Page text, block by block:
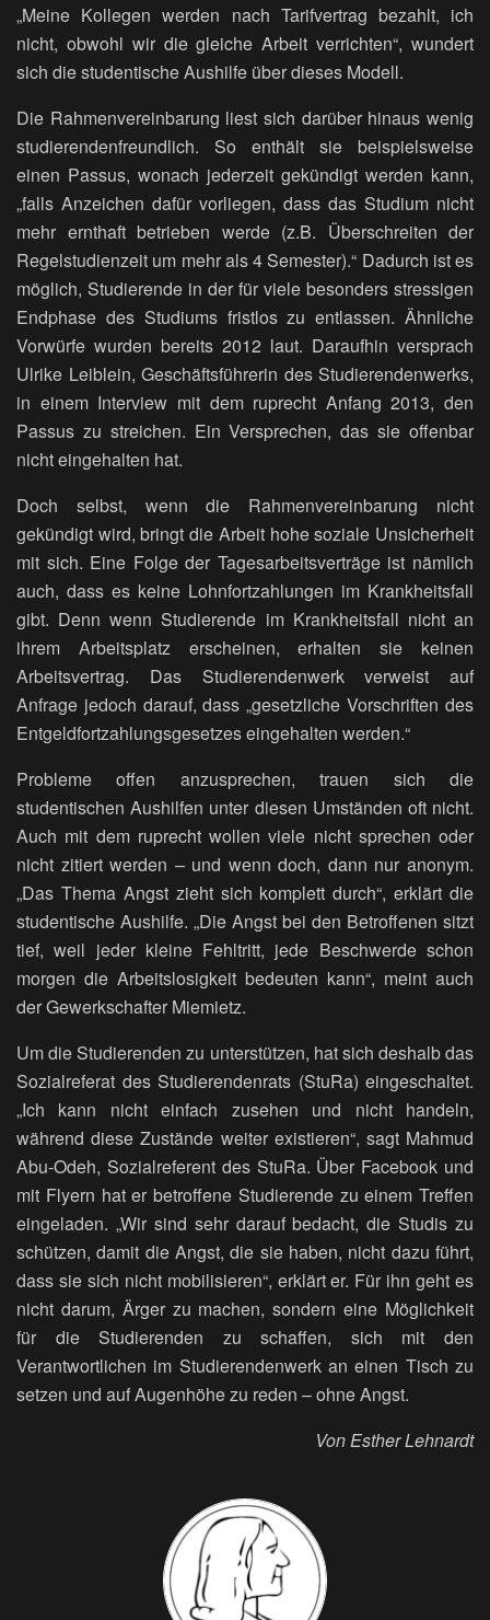
„Meine Kollegen werden nach Tarifvertrag bezahlt, ich
nicht, obwohl wir die gleiche Arbeit verrichten“, wundert
sich die studentische Aushilfe über dieses Modell.
Die Rahmenvereinbarung liest sich darüber hinaus wenig
studierendenfreundlich. So enthält sie beispielsweise
einen Passus, wonach jederzeit gekündigt werden kann,
„falls Anzeichen dafür vorliegen, dass das Studium nicht
mehr ernthaft betrieben werde (z.B. Überschreiten der
Regelstudienzeit um mehr als 4 Semester).“ Dadurch ist es
möglich, Studierende in der für viele besonders stressigen
Endphase des Studiums fristlos zu entlassen. Ähnliche
Vorwürfe wurden bereits 2012 laut. Daraufhin versprach
Ulrike Leiblein, Geschäftsführerin des Studierendenwerks,
in einem Interview mit dem ruprecht Anfang 2013, den
Passus zu streichen. Ein Versprechen, das sie offenbar
nicht eingehalten hat.
Doch selbst, wenn die Rahmenvereinbarung nicht
gekündigt wird, bringt die Arbeit hohe soziale Unsicherheit
mit sich. Eine Folge der Tagesarbeitsverträge ist nämlich
auch, dass es keine Lohnfortzahlungen im Krankheitsfall
gibt. Denn wenn Studierende im Krankheitsfall nicht an
ihrem Arbeitsplatz erscheinen, erhalten sie keinen
Arbeitsvertrag. Das Studierendenwerk verweist auf
Anfrage jedoch darauf, dass „gesetzliche Vorschriften des
Entgeldfortzahlungsgesetzes eingehalten werden.“
Probleme offen anzusprechen, trauen sich die
studentischen Aushilfen unter diesen Umständen oft nicht.
Auch mit dem ruprecht wollen viele nicht sprechen oder
nicht zitiert werden – und wenn doch, dann nur anonym.
„Das Thema Angst zieht sich komplett durch“, erklärt die
studentische Aushilfe. „Die Angst bei den Betroffenen sitzt
tief, weil jeder kleine Fehltritt, jede Beschwerde schon
morgen die Arbeitslosigkeit bedeuten kann“, meint auch
der Gewerkschafter Miemietz.
Um die Studierenden zu unterstützen, hat sich deshalb das
Sozialreferat des Studierendenrats (StuRa) eingeschaltet.
„Ich kann nicht einfach zusehen und nicht handeln,
während diese Zustände weiter existieren“, sagt Mahmud
Abu-Odeh, Sozialreferent des StuRa. Über Facebook und
mit Flyern hat er betroffene Studierende zu einem Treffen
eingeladen. „Wir sind sehr darauf bedacht, die Studis zu
schützen, damit die Angst, die sie haben, nicht dazu führt,
dass sie sich nicht mobilisieren“, erklärt er. Für ihn geht es
nicht darum, Ärger zu machen, sondern eine Möglichkeit
für die Studierenden zu schaffen, sich mit den
Verantwortlichen im Studierendenwerk an einen Tisch zu
setzen und auf Augenhöhe zu reden – ohne Angst.
Von Esther Lehnardt